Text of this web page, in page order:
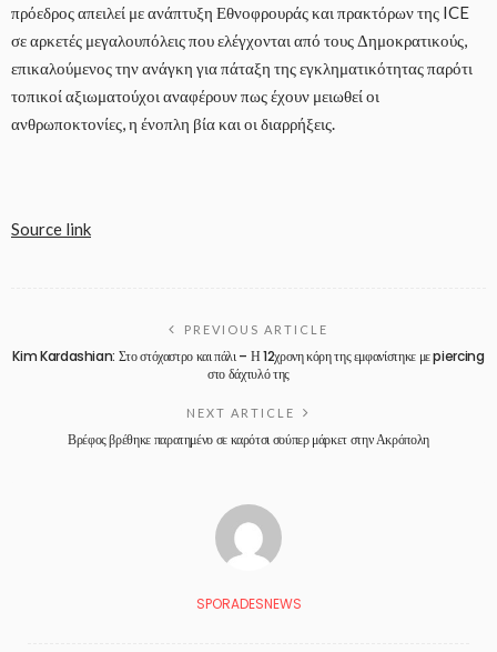
πρόεδρος απειλεί με ανάπτυξη Εθνοφρουράς και πρακτόρων της ICE
σε αρκετές μεγαλουπόλεις που ελέγχονται από τους Δημοκρατικούς,
επικαλούμενος την ανάγκη για πάταξη της εγκληματικότητας παρότι
τοπικοί αξιωματούχοι αναφέρουν πως έχουν μειωθεί οι
ανθρωποκτονίες, η ένοπλη βία και οι διαρρήξεις.
Source link
PREVIOUS ARTICLE
Kim Kardashian: Στο στόχαστρο και πάλι – Η 12χρονη κόρη της εμφανίστηκε με piercing
στο δάχτυλό της
NEXT ARTICLE
Βρέφος βρέθηκε παρατημένο σε καρότσι σούπερ μάρκετ στην Ακρόπολη
SPORADESNEWS